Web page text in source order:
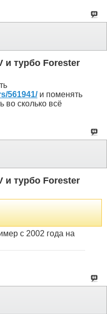
и турбо Forester
561941/и поменять
во сколько всё
и турбо Forester
с 2002 года на